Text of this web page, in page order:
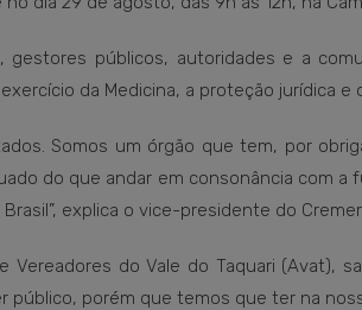
públicos, autoridades e a
da Medicina, a proteção jurídica e
Somos um órgão que tem, por
do que andar em consonância com a
explica o vice-presidente do
Vereadores do Vale do Taquari (Avat),
porém que temos que ter na